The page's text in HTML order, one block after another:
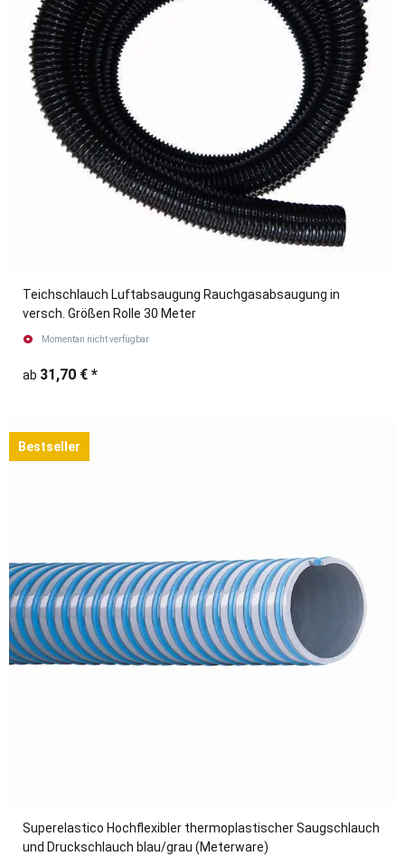
Teichschlauch Luftabsaugung Rauchgasabsaugung in
versch. Größen Rolle 30 Meter
Momentan nicht verfügbar
ab 31,70 € *
Bestseller
Superelastico Hochflexibler thermoplastischer Saugschlauch
und Druckschlauch blau/grau (Meterware)